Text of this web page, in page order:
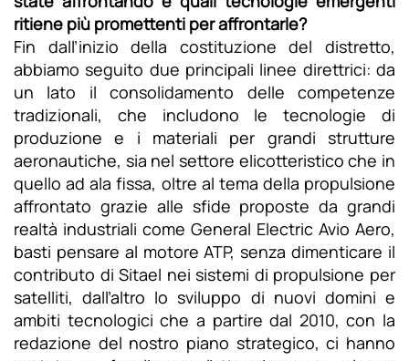
ritiene più promettenti per affrontarle?
Fin dall’inizio della costituzione del distretto,
abbiamo seguito due principali linee direttrici: da
un lato il consolidamento delle competenze
tradizionali, che includono le tecnologie di
produzione e i materiali per grandi strutture
aeronautiche, sia nel settore elicotteristico che in
quello ad ala fissa, oltre al tema della propulsione
affrontato grazie alle sfide proposte da grandi
realtà industriali come General Electric Avio Aero,
basti pensare al motore ATP, senza dimenticare il
contributo di Sitael nei sistemi di propulsione per
satelliti, dall’altro lo sviluppo di nuovi domini e
ambiti tecnologici che a partire dal 2010, con la
redazione del nostro piano strategico, ci hanno